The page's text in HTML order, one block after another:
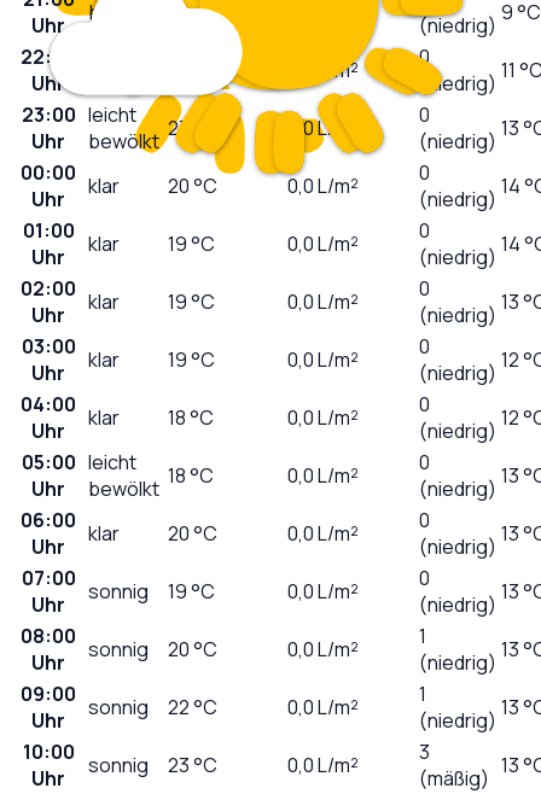
Uhr
bedeckt 27°C
(niedrig) 9 °C
22:00
Uhr
L/m²
0
(niedrig) 11
23:00
Uhr
leicht
bewölkt 23 °C 0,0L/m²
0
(niedrig) 13
00:00
Uhr
klar 20°C 0,0L/m²
0
(niedrig) 14
01:00
Uhr
klar 19°C 0,0L/m²
0
(niedrig) 14
02:00
Uhr
klar 19°C 0,0L/m²
0
(niedrig) 13
03:00
Uhr
klar 19°C 0,0L/m²
0
(niedrig) 12
04:00
Uhr
klar 18°C 0,0L/m²
0
(niedrig) 12
05:00
Uhr
leicht
bewölkt 18°C 0,0L/m²
0
(niedrig) 13
06:00
Uhr
klar 20°C 0,0L/m²
0
(niedrig) 13
07:00
Uhr
sonnig 19°C 0,0L/m²
0
(niedrig) 13
08:00
Uhr
sonnig 20°C 0,0L/m²
1
(niedrig) 13
09:00
Uhr
sonnig 22°C 0,0L/m²
1
(niedrig) 13
10:00
Uhr
sonnig 23°C 0,0L/m²
3
(mäßig) 13